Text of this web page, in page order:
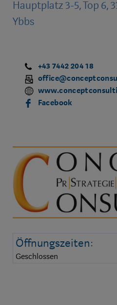
Hauptplatz 3-5, Top 6,
Ybbs
+43 7442 204 18
Facebook
Öffnungszeiten:
Geschlossen